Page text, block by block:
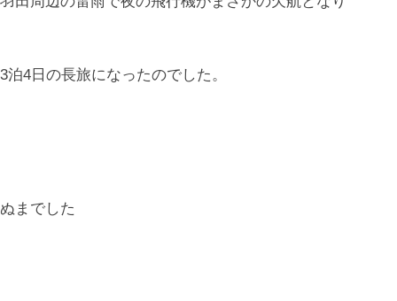
3泊4日の長旅になったのでした。
ぬまでした